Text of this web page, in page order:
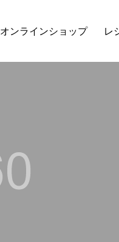
オンラインショップ レ